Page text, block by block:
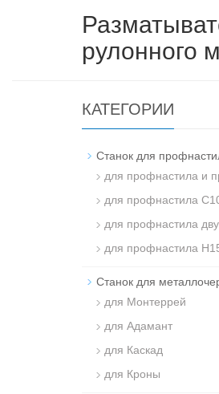
рулонного
КАТЕГОРИИ
Станок для
для профнастила и
для профнастила
для профнастила
для профнастила
Станок для
для Монтеррей
для Адамант
для Каскад
для Кроны